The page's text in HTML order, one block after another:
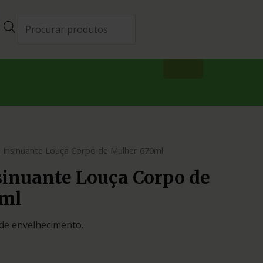
Insinuante Louça Corpo de Mulher 670ml
Louça Corpo de
envelhecimento.